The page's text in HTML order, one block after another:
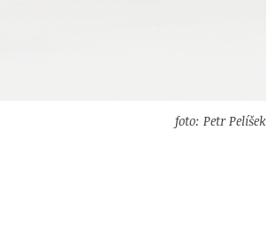
foto: Petr Pelíšek